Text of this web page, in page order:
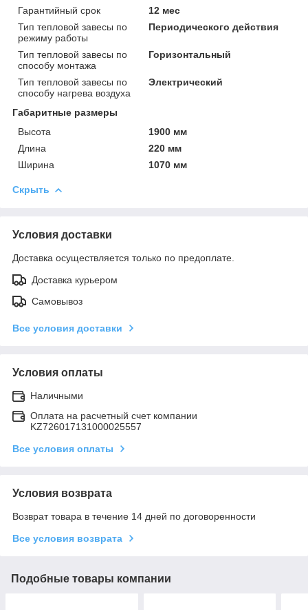
Гарантийный срок
12 мес
Тип тепловой завесы по
режиму работы
Периодического действия
Тип тепловой завесы по
способу монтажа
Горизонтальный
Тип тепловой завесы по
способу нагрева воздуха
Электрический
Габаритные размеры
Высота
1900 мм
Длина
220 мм
Ширина
1070 мм
Скрыть
Условия доставки
Доставка осуществляется только по предоплате.
Доставка курьером
Самовывоз
Все условия доставки
Условия оплаты
Наличными
Оплата на расчетный счет компании
KZ726017131000025557
Все условия оплаты
Условия возврата
Возврат товара в течение 14 дней по договоренности
Все условия возврата
Подобные товары компании